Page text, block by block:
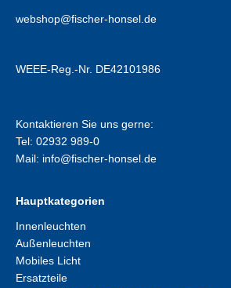
webshop@fischer-honsel.de
WEEE-Reg.-Nr. DE42101986
Kontaktieren Sie uns gerne:
Tel: 02932 989-0
Mail: info@fischer-honsel.de
Hauptkategorien
Innenleuchten
Außenleuchten
Mobiles Licht
Ersatzteile